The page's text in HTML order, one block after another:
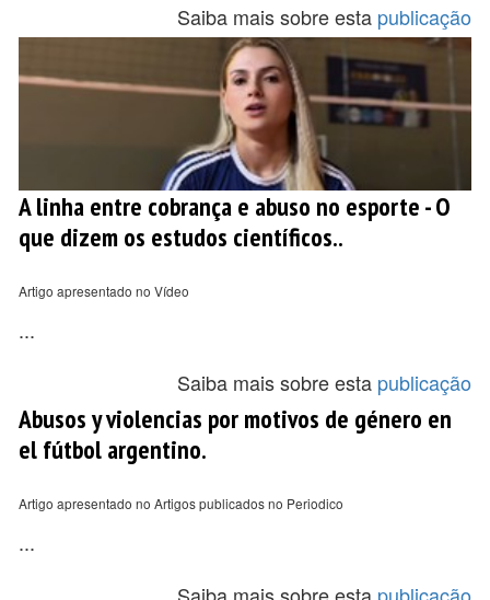
Saiba mais sobre esta publicação
A linha entre cobrança e abuso no esporte - O
que dizem os estudos científicos..
Artigo apresentado no Vídeo
...
Saiba mais sobre esta publicação
Abusos y violencias por motivos de género en
el fútbol argentino.
Artigo apresentado no Artigos publicados no Periodico
...